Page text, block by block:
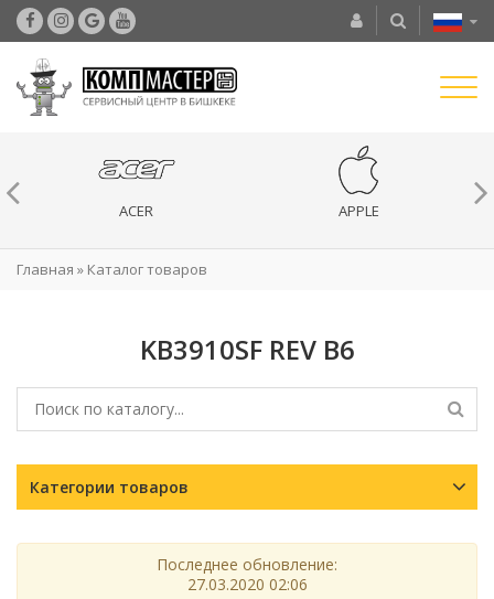
ACER APPLE
Главная » Каталог товаров
KB3910SF REV B6
Категории товаров
Последнее обновление:
27.03.2020 02:06